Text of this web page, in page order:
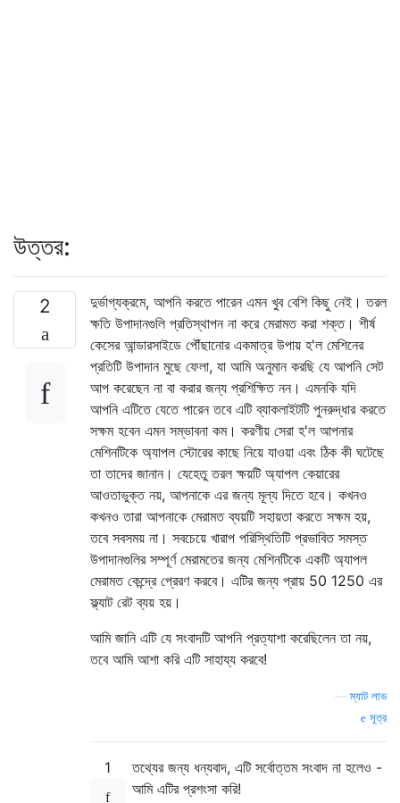
উত্তর:
2
দুর্ভাগ্যক্রমে, আপনি করতে পারেন এমন খুব বেশি কিছু নেই। তরল
ক্ষতি উপাদানগুলি প্রতিস্থাপন না করে মেরামত করা শক্ত। শীর্ষ
কেসের আন্ডারসাইডে পৌঁছানোর একমাত্র উপায় হ'ল মেশিনের
প্রতিটি উপাদান মুছে ফেলা, যা আমি অনুমান করছি যে আপনি সেট
আপ করেছেন না বা করার জন্য প্রশিক্ষিত নন। এমনকি যদি
আপনি এটিতে যেতে পারেন তবে এটি ব্যাকলাইটটি পুনরুদ্ধার করতে
সক্ষম হবেন এমন সম্ভাবনা কম। করণীয় সেরা হ'ল আপনার
মেশিনটিকে অ্যাপল স্টোরের কাছে নিয়ে যাওয়া এবং ঠিক কী ঘটেছে
তা তাদের জানান। যেহেতু তরল ক্ষয়টি অ্যাপল কেয়ারের
আওতাভুক্ত নয়, আপনাকে এর জন্য মূল্য দিতে হবে। কখনও
কখনও তারা আপনাকে মেরামত ব্যয়টি সহায়তা করতে সক্ষম হয়,
তবে সবসময় না। সবচেয়ে খারাপ পরিস্থিতিটি প্রভাবিত সমস্ত
উপাদানগুলির সম্পূর্ণ মেরামতের জন্য মেশিনটিকে একটি অ্যাপল
মেরামত কেন্দ্রে প্রেরণ করবে। এটির জন্য প্রায় 50 1250 এর
ফ্ল্যাট রেট ব্যয় হয়।
আমি জানি এটি যে সংবাদটি আপনি প্রত্যাশা করেছিলেন তা নয়,
তবে আমি আশা করি এটি সাহায্য করবে!
—ম্যাট লাভ
সূত্র
1
তথ্যের জন্য ধন্যবাদ, এটি সর্বোত্তম সংবাদ না হলেও -
আমি এটির প্রশংসা করি!